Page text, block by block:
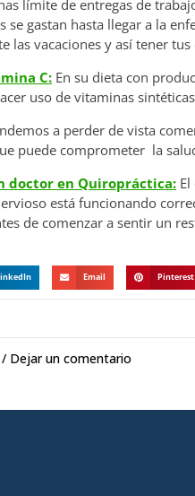
límite de entregas de
se gastan hasta llegar a la
las vacaciones y así tener tus
C: En su dieta con
uso de vitaminas
a perder de vista
puede comprometer la
doctor en Quiropráctica:
está funcionando
de comenzar a sentir un
Email Pinterest
Dejar un comentario